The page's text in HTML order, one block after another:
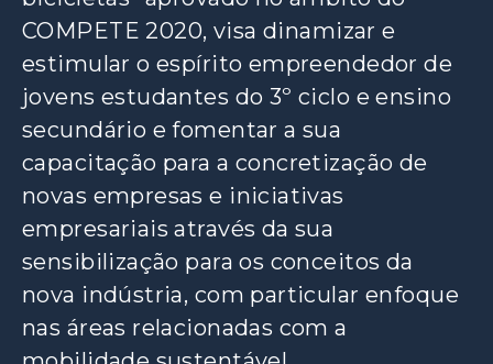
COMPETE 2020, visa dinamizar e
estimular o espírito empreendedor de
jovens estudantes do 3º ciclo e ensino
secundário e fomentar a sua
capacitação para a concretização de
novas empresas e iniciativas
empresariais através da sua
sensibilização para os conceitos da
nova indústria, com particular enfoque
nas áreas relacionadas com a